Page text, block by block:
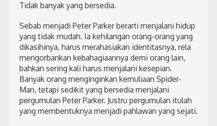
Tidak banyak yang bersedia.
Sebab menjadi Peter Parker berarti menjalani hidup
yang tidak mudah. Ia kehilangan orang-orang yang
dikasihinya, harus merahasiakan identitasnya, rela
mengorbankan kebahagiaannya demi orang lain,
bahkan sering kali harus menjalani kesepian.
Banyak orang menginginkan kemuliaan Spider-
Man, tetapi sedikit yang bersedia menjalani
pergumulan Peter Parker. Justru pergumulan itulah
yang membentuknya menjadi pahlawan yang sejati.